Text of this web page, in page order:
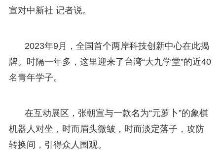
宣对中新社 记者说。
2023年9月，全国首个两岸科技创新中心在此揭
牌。时隔一年多，这里迎来了台湾“大九学堂”的近40
名青年学子。
在互动展区，张朝宣与一款名为“元萝卜”的象棋
机器人对坐，时而眉头微皱，时而淡定落子，攻防
转换间，引得众人围观。